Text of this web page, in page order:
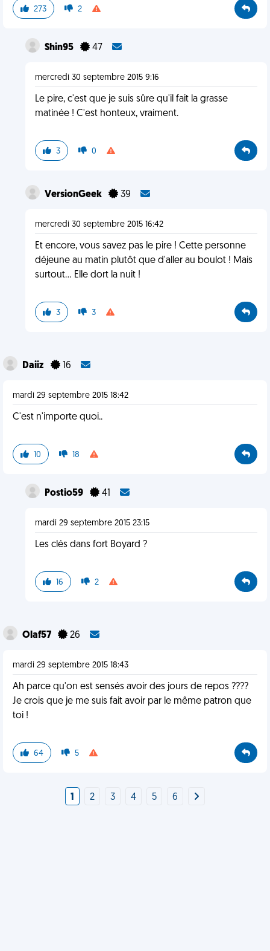
273 2
Shin95 47
mercredi 30 septembre 2015 9:16
Le pire, c'est que je suis sûre qu'il fait la grasse
matinée ! C'est honteux, vraiment.
3 0
VersionGeek 39
mercredi 30 septembre 2015 16:42
Et encore, vous savez pas le pire ! Cette personne
déjeune au matin plutôt que d'aller au boulot ! Mais
surtout... Elle dort la nuit !
3 3
Daiiz 16
mardi 29 septembre 2015 18:42
C'est n'importe quoi..
10 18
Postio59 41
mardi 29 septembre 2015 23:15
Les clés dans fort Boyard ?
16 2
Olaf57 26
mardi 29 septembre 2015 18:43
Ah parce qu'on est sensés avoir des jours de repos ????
Je crois que je me suis fait avoir par le même patron que
toi !
64 5
1 2 3 4 5 6